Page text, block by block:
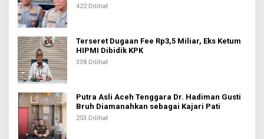
422 Dilihat
Terseret Dugaan Fee Rp3,5 Miliar, Eks Ketum
HIPMI Dibidik KPK
338 Dilihat
Putra Asli Aceh Tenggara Dr. Hadiman Gusti
Bruh Diamanahkan sebagai Kajari Pati
253 Dilihat